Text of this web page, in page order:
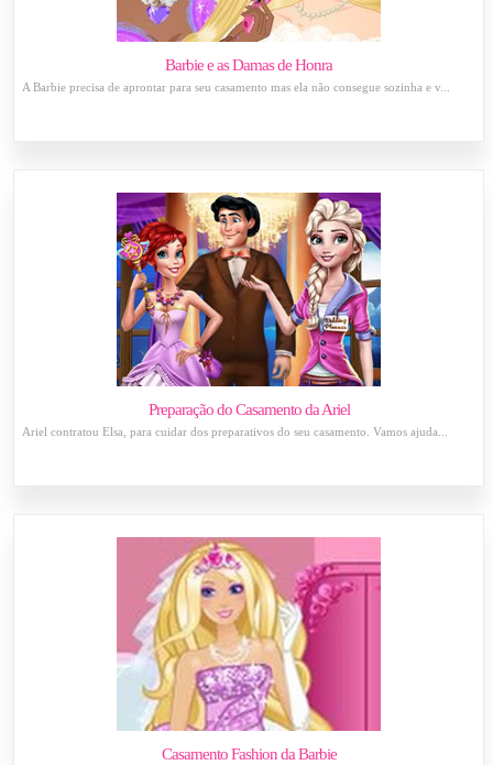
Barbie e as Damas de Honra
A Barbie precisa de aprontar para seu casamento mas ela não consegue sozinha e v...
Preparação do Casamento da Ariel
Ariel contratou Elsa, para cuidar dos preparativos do seu casamento. Vamos ajuda...
Casamento Fashion da Barbie